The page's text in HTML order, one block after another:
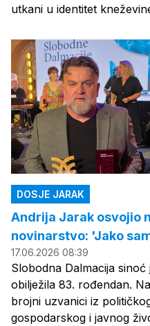
utkani u identitet
DOSJE JARAK
Andrija Jarak osvojio
novinarstvo: 'Jako
17.06.2026 08:39
Slobodna Dalmacija
obilježila 83. rođendan.
brojni uzvanici iz
gospodarskog i javnog